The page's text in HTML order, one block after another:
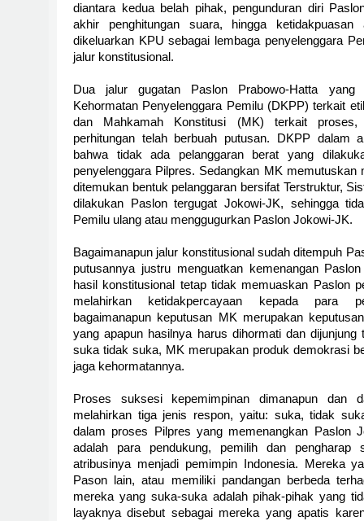
diantara kedua belah pihak, pengunduran diri
akhir penghitungan suara, hingga
dikeluarkan KPU sebagai lembaga penyelenggara
jalur konstitusional.
Dua jalur gugatan Paslon Prabowo-Hatta yang
Kehormatan Penyelenggara Pemilu (DKPP) terkait
dan Mahkamah Konstitusi (MK) terkait proses,
perhitungan telah berbuah putusan. DKPP dalam
bahwa tidak ada pelanggaran berat yang
penyelenggara Pilpres. Sedangkan MK memutuskan
ditemukan bentuk pelanggaran bersifat Terstruktur,
dilakukan Paslon tergugat Jokowi-JK, sehingga
Pemilu ulang atau menggugurkan Paslon Jokowi-JK.
Bagaimanapun jalur konstitusional sudah ditempuh
putusannya justru menguatkan kemenangan
hasil konstitusional tetap tidak memuaskan Paslon
melahirkan ketidakpercayaan kepada para
bagaimanapun keputusan MK merupakan
yang apapun hasilnya harus dihormati dan
suka tidak suka, MK merupakan produk demokrasi
jaga kehormatannya.
Proses suksesi kepemimpinan dimanapun dan
melahirkan tiga jenis respon, yaitu: suka, tidak
dalam proses Pilpres yang memenangkan Paslon
adalah para pendukung, pemilih dan pengharap
atribusinya menjadi pemimpin Indonesia. Mereka
Pason lain, atau memiliki pandangan berbeda
mereka yang suka-suka adalah pihak-pihak yang
layaknya disebut sebagai mereka yang apatis